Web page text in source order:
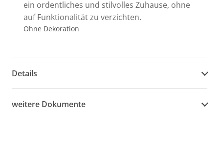
ein ordentliches und stilvolles Zuhause, ohne
auf Funktionalität zu verzichten.
Ohne Dekoration
Details
weitere Dokumente